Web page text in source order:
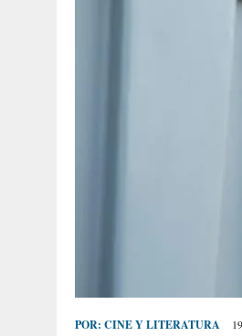
POR: CINE Y LITERATURA